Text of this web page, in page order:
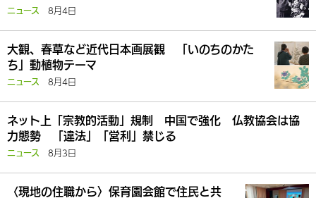
ニュース 8月4日
大観、春草など近代日本画展観 「いのちのかた
ち」動植物テーマ
ニュース 8月4日
ネット上「宗教的活動」規制 中国で強化 仏教協会は協
力態勢 「違法」「営利」禁じる
ニュース 8月3日
〈現地の住職から〉保育園会館で住民と共